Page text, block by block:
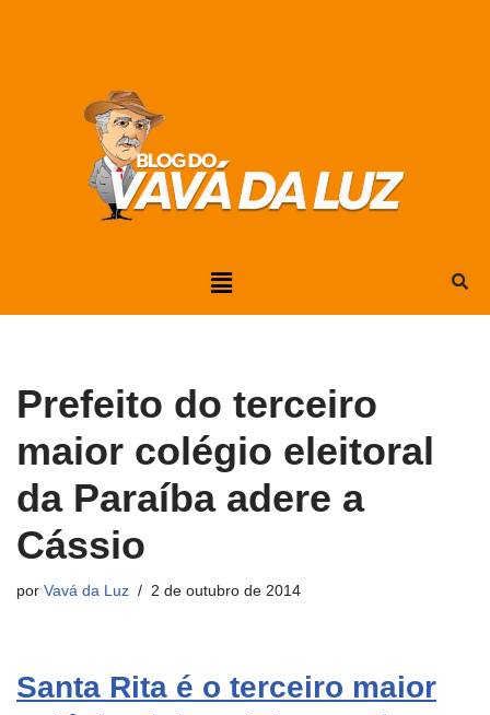
Prefeito do terceiro
maior colégio eleitoral
da Paraíba adere a
Cássio
por Vavá da Luz 2 de outubro de 2014
Santa Rita é o terceiro maior